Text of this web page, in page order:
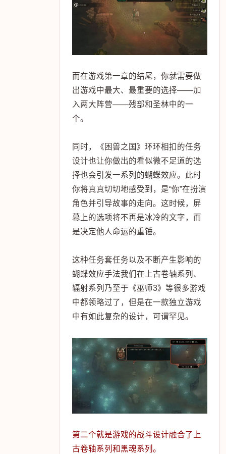
而在游戏第一章的结尾，你就需要做
出游戏中最大、最重要的选择——加
入两大阵营——残部和圣林中的一
个。
同时，《困兽之国》环环相扣的任务
设计也让你做出的看似微不足道的选
择也会引发一系列的蝴蝶效应。此时
你将真真切切地感受到，是“你”在扮演
角色并引导故事的走向。这时候，屏
幕上的选项将不再是冰冷的文字，而
是决定他人命运的重锤。
这种任务套任务以及不断产生影响的
蝴蝶效应手法我们在上古卷轴系列、
辐射系列乃至于《巫师3》等很多游戏
中都领略过了，但是在一款独立游戏
中有如此复杂的设计，可谓罕见。
第二个就是游戏的战斗设计融合了上
古卷轴系列和黑魂系列。